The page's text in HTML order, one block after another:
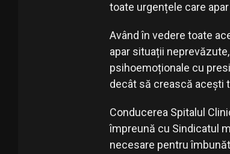
toate urgențele care
Având în vedere toate
apar situații
psihoemoționale cu
decât să crească acești
Conducerea Spitalul
împreună cu Sindicatul
necesare pentru